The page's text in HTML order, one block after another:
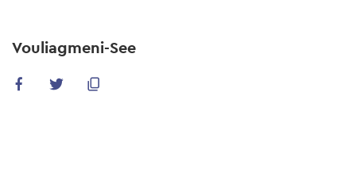
Vouliagmeni-See